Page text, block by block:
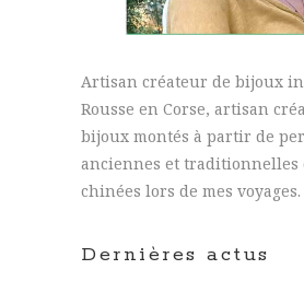
Artisan créateur de bijoux
Rousse en Corse, artisan
bijoux montés à partir de
anciennes et traditionnelles
chinées lors de mes voyages.
Dernières actus